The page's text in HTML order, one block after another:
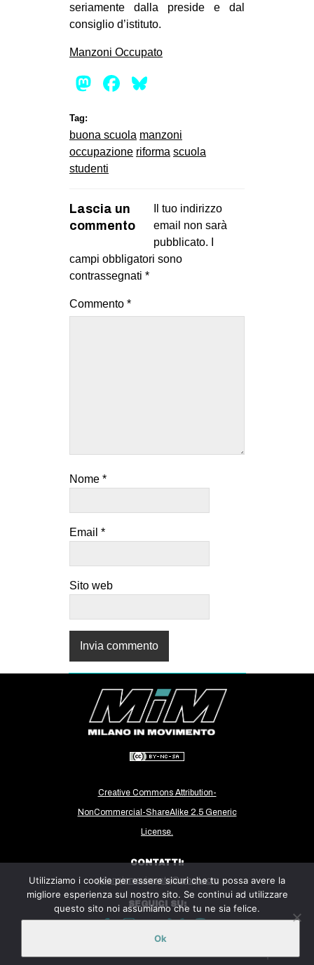
seriamente dalla preside e dal
consiglio d’istituto.
Manzoni Occupato
Mastodon
Facebook
Tag:
buona scuola manzoni
occupazione riforma scuola
studenti
Lascia un
commento
Il tuo indirizzo
email non sarà
pubblicato.
campi obbligatori sono
contrassegnati *
Commento *
Nome *
Email *
Sito web
Creative Commons Attribution-
NonCommercial-ShareAlike 2.5 Generic
License.
CONTATTI:
milanoinmovimento@gmail.com
SEGUICI SU:
Utilizziamo i cookie per essere sicuri che tu possa avere la
migliore esperienza sul nostro sito. Se continui ad utilizzare
questo sito noi assumiamo che tu ne sia felice.
Ok